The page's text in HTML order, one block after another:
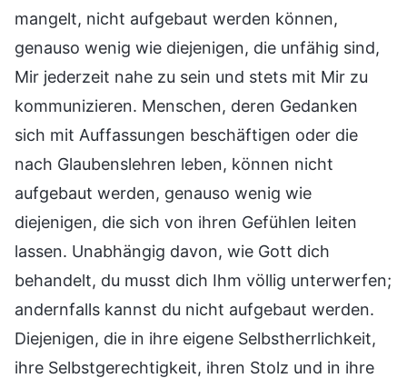
mangelt, nicht aufgebaut werden können,
genauso wenig wie diejenigen, die unfähig sind,
Mir jederzeit nahe zu sein und stets mit Mir zu
kommunizieren. Menschen, deren Gedanken
sich mit Auffassungen beschäftigen oder die
nach Glaubenslehren leben, können nicht
aufgebaut werden, genauso wenig wie
diejenigen, die sich von ihren Gefühlen leiten
lassen. Unabhängig davon, wie Gott dich
behandelt, du musst dich Ihm völlig unterwerfen;
andernfalls kannst du nicht aufgebaut werden.
Diejenigen, die in ihre eigene Selbstherrlichkeit,
ihre Selbstgerechtigkeit, ihren Stolz und in ihre